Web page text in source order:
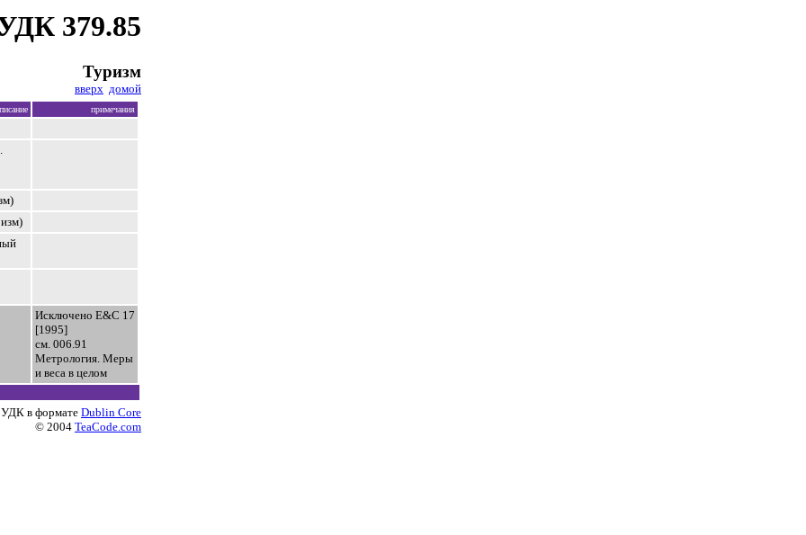
379.85
Туризм
вверх домой
примечания
Исключено E&C 17
[1995]
см. 006.91
Метрология. Меры
и веса в целом
УДК в форматеDublin Core
© 2004 TeaCode.com